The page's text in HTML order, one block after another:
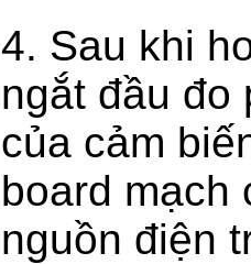
4. Sau khi
ngắt đầu đo
của cảm
board mạch
nguồn điện